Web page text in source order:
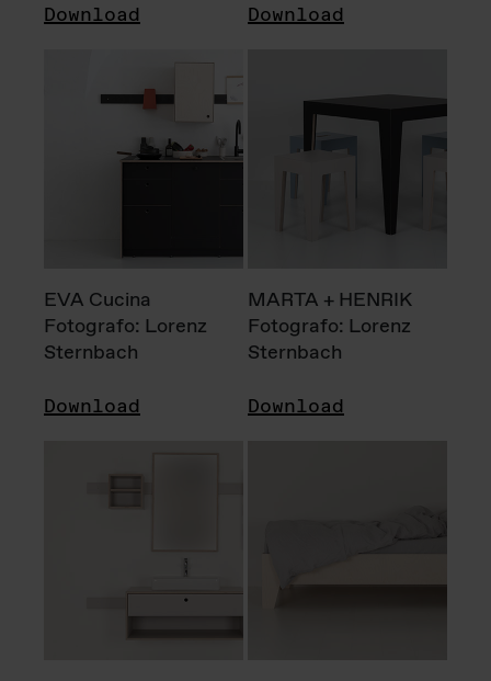
Download Download
EVA Cucina
Fotografo: Lorenz
Sternbach
Download
MARTA + HENRIK
Fotografo: Lorenz
Sternbach
Download